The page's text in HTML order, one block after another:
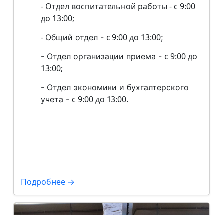
- Отдел воспитательной работы - с 9:00
до 13:00;
- Общий отдел - с 9:00 до 13:00;
- Отдел организации приема - с 9:00 до
13:00;
- Отдел экономики и бухгалтерского
учета - с 9:00 до 13:00.
Подробнее →